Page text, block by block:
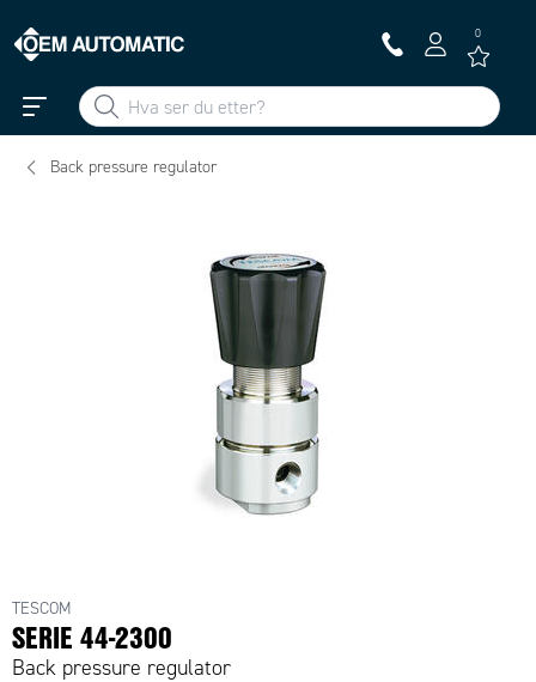
0
Back pressure regulator
TESCOM
SERIE 44-2300
Back pressure regulator